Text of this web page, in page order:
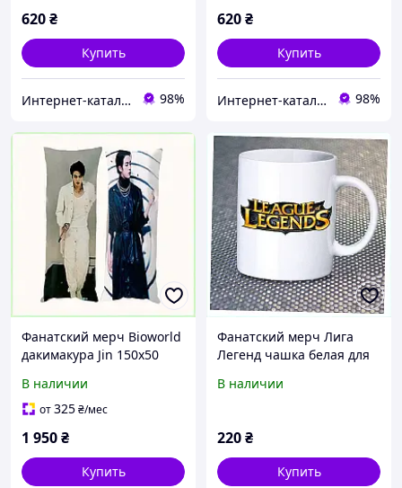
620₴
Купить
Интер​нет-ка​та​лог с​ки​​док "ZAKAZ!K" 98%
620₴
Купить
Интер​нет-ка​та​лог с​ки​​док "ZAKAZ!K" 98%
Фанатский мерч Bioworld
дакимакура Jin 150x50
В наличии
от325₴/мес
1 950₴
Купить
Фанатский мерч Лига
Легенд чашка белая для
В наличии
220₴
Купить